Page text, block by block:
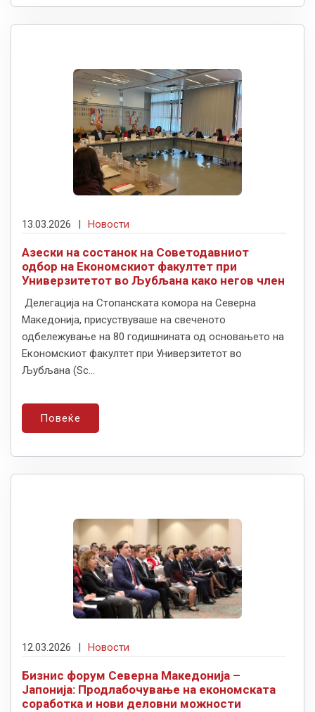
13.03.2026 | Новости
Азески на состанок на Советодавниот
одбор на Економскиот факултет при
Универзитетот во Љубљана како негов член
Делегација на Стопанската комора на Северна
Македонија, присуствуваше на свеченото
одбележување на 80 годишнината од основањето на
Економскиот факултет при Универзитетот во
Љубљана (Sc...
Повеќе
12.03.2026 Новости
Бизнис форум Северна Македонија –
Јапонија: Продлабочување на економската
соработка и нови деловни можности